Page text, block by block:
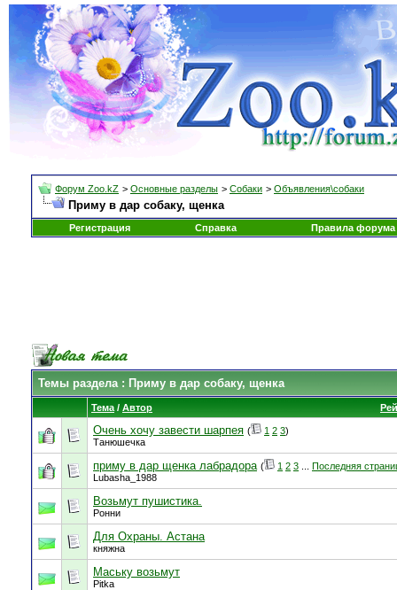
Форум Zoo.kZ > Основные разделы > Собаки > Объявления\собаки
Приму в дар собаку, щенка
Регистрация Справка Правила форума
Темы раздела: Приму в дар собаку, щенка
Тема / Автор
Очень хочу завести шарпея ( 1 2 3)
Танюшечка
приму в дар щенка лабрадора ( 1 2 3
Последняя
Lubasha_1988
Возьмут пушистика.
Ронни
Для Охраны. Астана
княжна
Маську возьмут
Pitka